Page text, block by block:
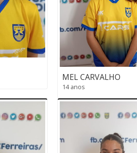
MEL CARVALHO
14 anos